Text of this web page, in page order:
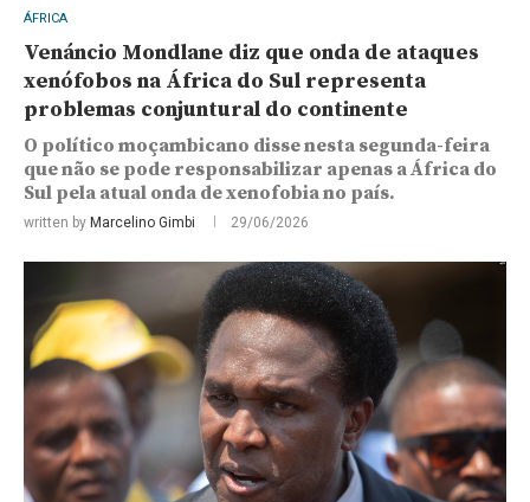
ÁFRICA
Venáncio Mondlane diz que onda de ataques
xenófobos na África do Sul representa
problemas conjuntural do continente
O político moçambicano disse nesta segunda-feira
que não se pode responsabilizar apenas a África do
Sul pela atual onda de xenofobia no país.
written by Marcelino Gimbi 29/06/2026